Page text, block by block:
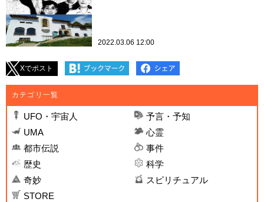
2022.03.06 12:00
Xでポスト
カテゴリ一覧
UFO・宇宙人
予言・予知
UMA
心霊
都市伝説
事件
歴史
科学
奇妙
スピリチュアル
STORE